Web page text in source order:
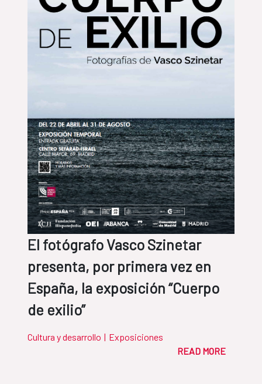
El fotógrafo Vasco Szinetar
presenta, por primera vez en
España, la exposición “Cuerpo
de exilio”
Cultura y desarrollo | Exposiciones
READ MORE